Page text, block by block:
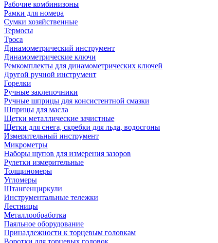
Рабочие комбинизоны
Рамки для номера
Сумки хозяйственные
Термосы
Троса
Динамометрический инструмент
Динамометрические ключи
Ремкомплекты для динамометрических ключей
Другой ручной инструмент
Горелки
Ручные заклепочники
Ручные шприцы для консистентной смазки
Шприцы для масла
Щетки металлические зачистные
Щетки для снега, скребки для льда, водосгоны
Измерительный инструмент
Микрометры
Наборы щупов для измерения зазоров
Рулетки измерительные
Толщиномеры
Угломеры
Штангенциркули
Инструментальные тележки
Лестницы
Металлообработка
Паяльное оборудование
Принадлежности к торцевым головкам
Воротки для торцевых головок